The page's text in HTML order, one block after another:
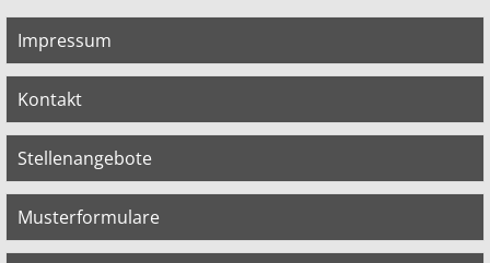
Impressum
Kontakt
Stellenangebote
Musterformulare